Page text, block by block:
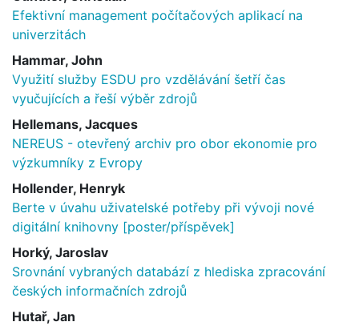
Efektivní management počítačových aplikací na
univerzitách
Hammar, John
Využití služby ESDU pro vzdělávání šetří čas
vyučujících a řeší výběr zdrojů
Hellemans, Jacques
NEREUS - otevřený archiv pro obor ekonomie pro
výzkumníky z Evropy
Hollender, Henryk
Berte v úvahu uživatelské potřeby při vývoji nové
digitální knihovny [poster/příspěvek]
Horký, Jaroslav
Srovnání vybraných databází z hlediska zpracování
českých informačních zdrojů
Hutař, Jan